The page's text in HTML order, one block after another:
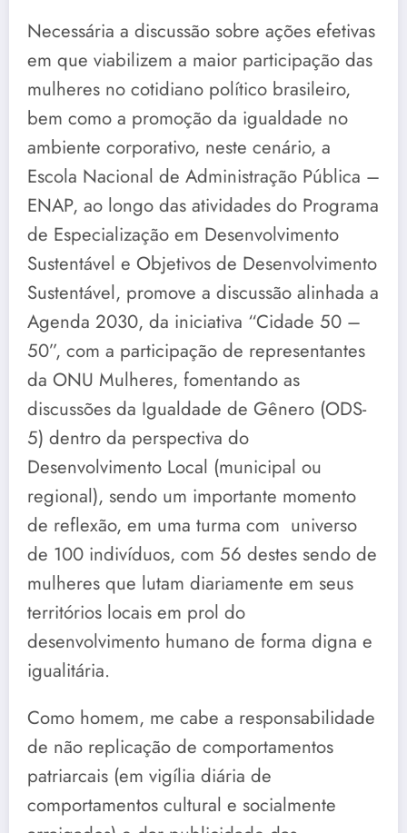
Necessária a discussão sobre ações efetivas
em que viabilizem a maior participação das
mulheres no cotidiano político brasileiro,
bem como a promoção da igualdade no
ambiente corporativo, neste cenário, a
Escola Nacional de Administração Pública –
ENAP, ao longo das atividades do Programa
de Especialização em Desenvolvimento
Sustentável e Objetivos de Desenvolvimento
Sustentável, promove a discussão alinhada a
Agenda 2030, da iniciativa “Cidade 50 –
50”, com a participação de representantes
da ONU Mulheres, fomentando as
discussões da Igualdade de Gênero (ODS-
5) dentro da perspectiva do
Desenvolvimento Local (municipal ou
regional), sendo um importante momento
de reflexão, em uma turma com universo
de 100 indivíduos, com 56 destes sendo de
mulheres que lutam diariamente em seus
territórios locais em prol do
desenvolvimento humano de forma digna e
igualitária.
Como homem, me cabe a responsabilidade
de não replicação de comportamentos
patriarcais (em vigília diária de
comportamentos cultural e socialmente